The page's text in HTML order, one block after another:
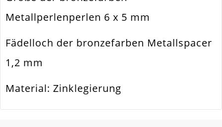
Ausführung Matt
Menge
Metallperlenperlen 6 x 5 mm
Fädelloch der bronzefarben Metallspacer
1,2 mm
Material: Zinklegierung